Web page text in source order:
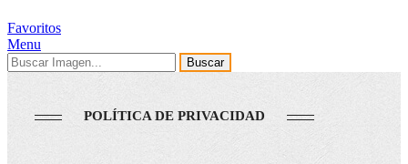
Favoritos
Menu
Buscar
POLÍTICA DE PRIVACIDAD